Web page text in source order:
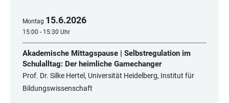
Montag 15.6.2026
15:00 - 15:30 Uhr
Akademische Mittagspause | Selbstregulation im
Schulalltag: Der heimliche Gamechanger
Prof. Dr. Silke Hertel, Universität Heidelberg, Institut für
Bildungswissenschaft